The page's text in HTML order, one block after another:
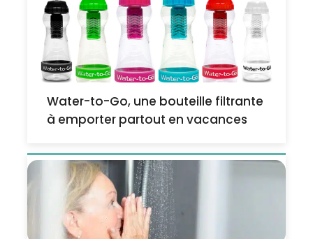
Water-to-Go, une bouteille filtrante
à emporter partout en vacances